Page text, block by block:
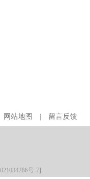
网站地图 留言反馈
号-7]